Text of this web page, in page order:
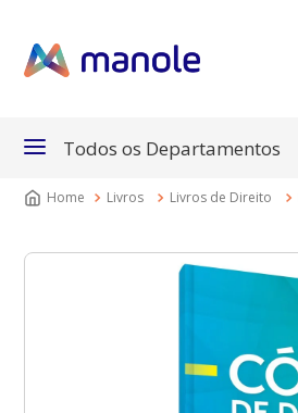
Todos os Departamentos
Livros Livros de Direito